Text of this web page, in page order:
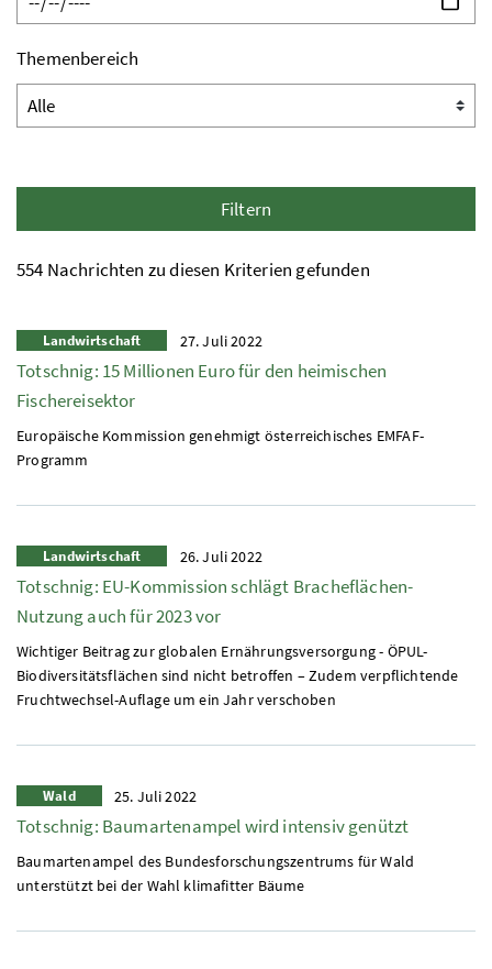
Themenbereich
Filtern
554 Nachrichten zu diesen Kriterien gefunden
Landwirtschaft 27. Juli 2022
Totschnig: 15 Millionen Euro für den heimischen
Fischereisektor
Europäische Kommission genehmigt österreichisches EMFAF-
Programm
Landwirtschaft 26. Juli 2022
Totschnig: EU-Kommission schlägt Bracheflächen-
Nutzung auch für 2023 vor
Wichtiger Beitrag zur globalen Ernährungsversorgung - ÖPUL-
Biodiversitätsflächen sind nicht betroffen – Zudem verpflichtende
Fruchtwechsel-Auflage um ein Jahr verschoben
Wald 25. Juli 2022
Totschnig: Baumartenampel wird intensiv genützt
Baumartenampel des Bundesforschungszentrums für Wald
unterstützt bei der Wahl klimafitter Bäume